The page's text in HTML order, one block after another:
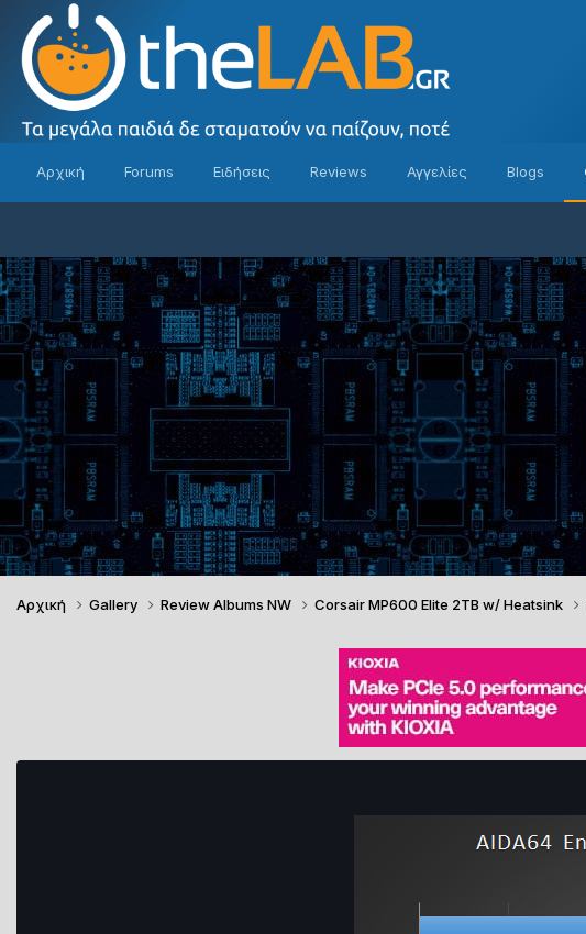
Αρχική Forums Ειδήσεις Reviews Αγγελίες Blogs
Αρχική Gallery Review Albums NW Corsair MP600 Elite 2TB w/ Heatsink